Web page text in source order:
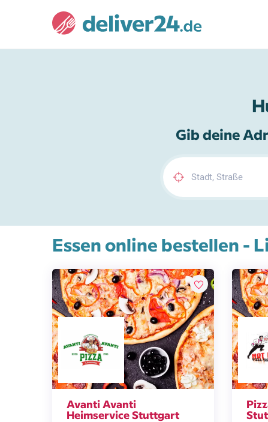
Gib deine
Essen online bestellen -
Avanti Avanti
Heimservice Stuttgart